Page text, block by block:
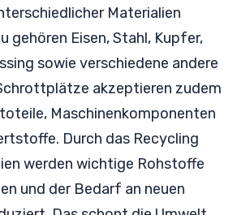
Materialien
gehören Eisen, Stahl, Kupfer,
sowie verschiedene andere
akzeptieren zudem
Maschinenkomponenten
Durch das Recycling
werden wichtige Rohstoffe
und der Bedarf an neuen